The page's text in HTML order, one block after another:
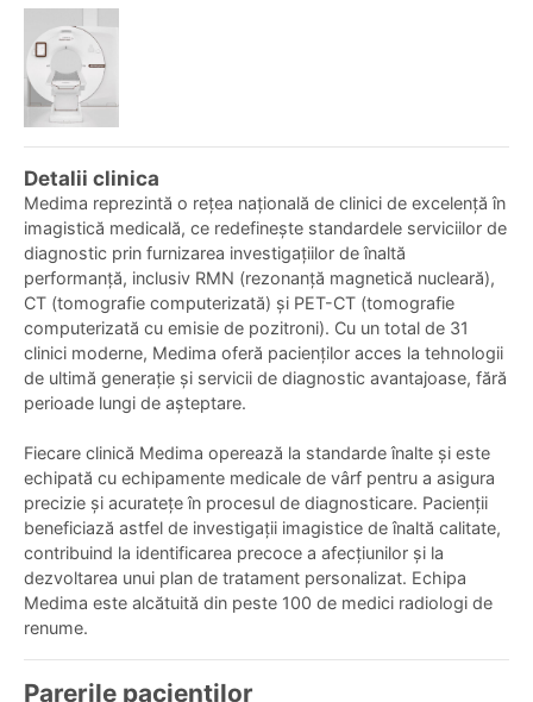
Detalii clinica
Medima reprezintă o rețea națională de clinici de excelență în
imagistică medicală, ce redefinește standardele serviciilor de
diagnostic prin furnizarea investigațiilor de înaltă
performanță, inclusiv RMN (rezonanță magnetică nucleară),
CT (tomografie computerizată) și PET-CT (tomografie
computerizată cu emisie de pozitroni). Cu un total de 31
clinici moderne, Medima oferă pacienților acces la tehnologii
de ultimă generație și servicii de diagnostic avantajoase, fără
perioade lungi de așteptare.
Fiecare clinică Medima operează la standarde înalte și este
echipată cu echipamente medicale de vârf pentru a asigura
precizie și acuratețe în procesul de diagnosticare. Pacienții
beneficiază astfel de investigații imagistice de înaltă calitate,
contribuind la identificarea precoce a afecțiunilor și la
dezvoltarea unui plan de tratament personalizat. Echipa
Medima este alcătuită din peste 100 de medici radiologi de
renume.
Parerile pacientilor